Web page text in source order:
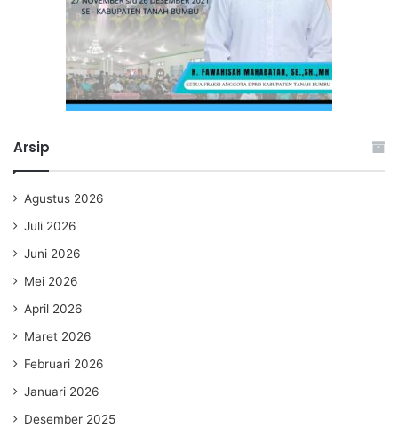
Arsip
Agustus 2026
Juli 2026
Juni 2026
Mei 2026
April 2026
Maret 2026
Februari 2026
Januari 2026
Desember 2025